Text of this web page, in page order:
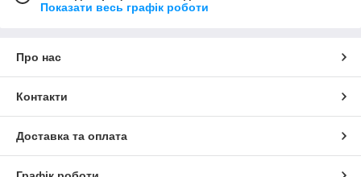
Показати весь графік роботи
Про нас
Контакти
Доставка та оплата